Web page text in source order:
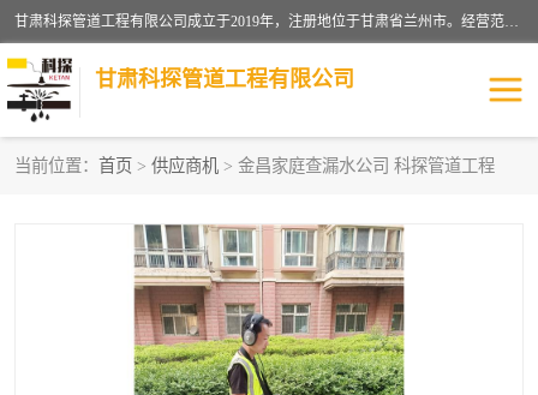
甘肃科探管道工程有限公司成立于2019年，注册地位于甘肃省兰州市。经营范围包括管道安装、清洗、疏通、维修、检测，防水工程，工程钻孔，化粪池清理，暖气安装，给排水管道安装维修，室内外管道如消防、供水、供热管道漏水检测定位，室内外防水堵漏等。
甘肃科探管道工程有限公司
当前位置： 首页 > 供应商机 > 金昌家庭查漏水公司 科探管道工程
漏水检查维修 消防管道漏水
供热管道漏水 排水管道漏水
自来水管漏水 管道疏通